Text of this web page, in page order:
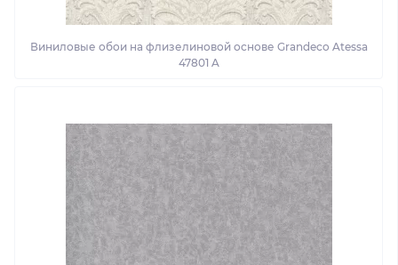
Виниловые обои на флизелиновой основе Grandeco Atessa
47801 A